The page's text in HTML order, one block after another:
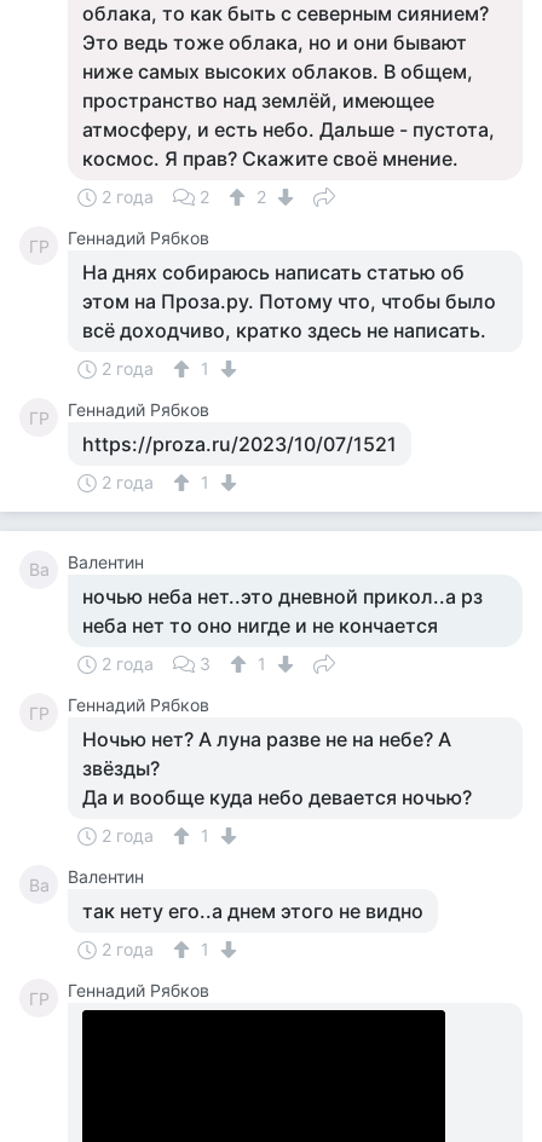
облака, то как быть с северным сиянием?
Это ведь тоже облака, но и они бывают
ниже самых высоких облаков. В общем,
пространство над землёй, имеющее
атмосферу, и есть небо. Дальше - пустота,
космос. Я прав? Скажите своё мнение.
2 года 2 2
ГР Геннадий Рябков
На днях собираюсь написать статью об
этом на Проза.ру. Потому что, чтобы было
всё доходчиво, кратко здесь не написать.
2 года 1
ГР Геннадий Рябков
https://proza.ru/2023/10/07/1521
2 года 1
Ва Валентин
ночью неба нет..это дневной прикол..а рз
неба нет то оно нигде и не кончается
2 года 3 1
ГР Геннадий Рябков
Ночью нет? А луна разве не на небе? А
звёзды?
Да и вообще куда небо девается ночью?
2 года 1
Ва Валентин
так нету его..а днем этого не видно
2 года 1
ГР Геннадий Рябков